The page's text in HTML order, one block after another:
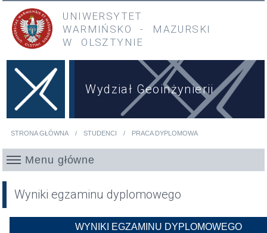
Przejdź do treści
Przejdź do menu głównego
UNIWERSYTET
WARMIŃSKO
- MAZURSKI
W OLSZTYNIE
Wydział Geoinżynierii
STRONA GŁÓWNA STUDENCI PRACA DYPLOMOWA
Menu główne
Wyniki egzaminu dyplomowego
WYNIKI EGZAMINU DYPLOMOWEGO